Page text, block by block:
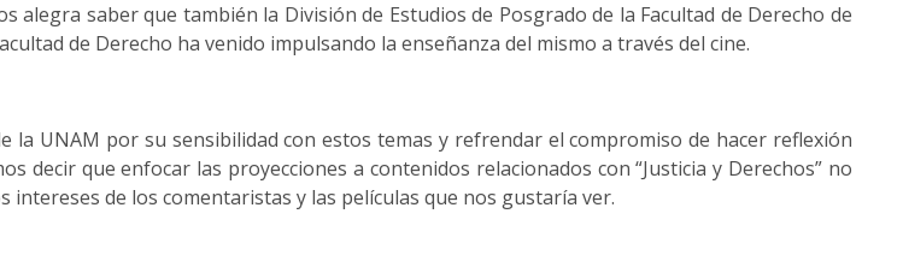
alegra saber que también la División de Estudios de Posgrado de la Facultad de Derecho de
de Derecho ha venido impulsando la enseñanza del mismo a través del cine.
la UNAM por su sensibilidad con estos temas y refrendar el compromiso de hacer reflexión
decir que enfocar las proyecciones a contenidos relacionados con “Justicia y Derechos” no
de los comentaristas y las películas que nos gustaría ver.